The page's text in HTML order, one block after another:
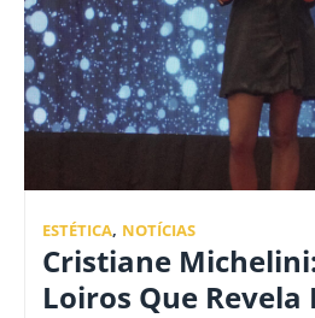
ESTÉTICA, NOTÍCIAS
Cristiane
Loiros Que